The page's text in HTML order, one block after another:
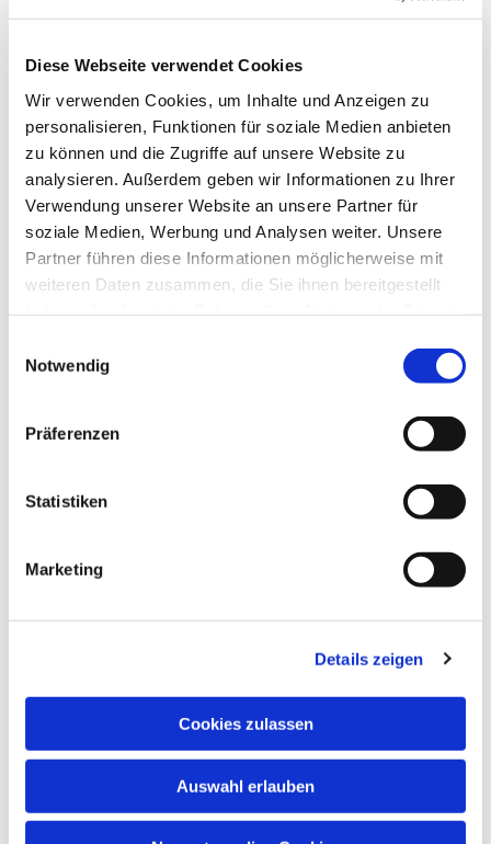
Diese Webseite verwendet Cookies
Wir verwenden Cookies, um Inhalte und Anzeigen zu
personalisieren, Funktionen für soziale Medien anbieten
zu können und die Zugriffe auf unsere Website zu
analysieren. Außerdem geben wir Informationen zu Ihrer
Verwendung unserer Website an unsere Partner für
soziale Medien, Werbung und Analysen weiter. Unsere
Partner führen diese Informationen möglicherweise mit
weiteren Daten zusammen, die Sie ihnen bereitgestellt
Notwendig
Präferenzen
Statistiken
Marketing
Details zeigen
Cookies zulassen
Auswahl erlauben
Dies könnte Sie auch
interessieren